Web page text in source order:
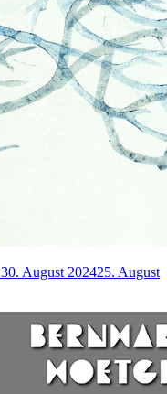
30. August 202425. August